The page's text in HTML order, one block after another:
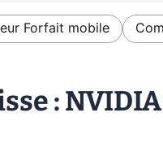
Forfait mobile
: NVIDIA